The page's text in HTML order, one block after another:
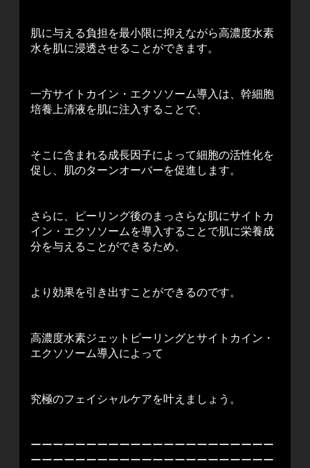
肌に与える負担を最小限に抑えながら高濃度水素
水を肌に浸透させることができます。
一方サイトカイン・エクソソーム導入は、幹細胞
培養上清液を肌に注入することで、
そこに含まれる成長因子によって細胞の活性化を
促し、肌のターンオーバーを促進します。
さらに、ピーリング後のまっさらな肌にサイトカ
イン・エクソソームを導入することで肌に栄養成
分を与えることができるため、
より効果を引き出すことができるのです。
高濃度水素ジェットピーリングとサイトカイン・
エクソソーム導入によって
究極のフェイシャルケアを叶えましょう。
ーーーーーーーーーーーーーーーーーーーーーー
ーーーーーーーーーーーーーーーーーーーーーー